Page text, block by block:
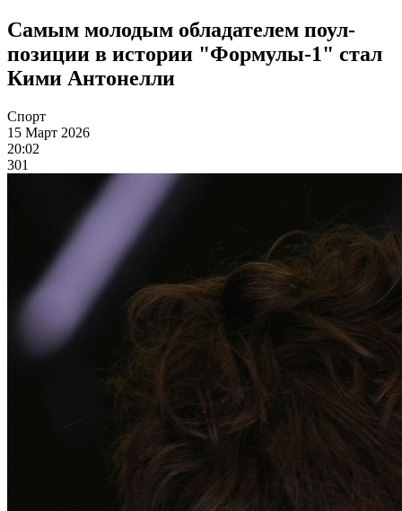
Самым молодым обладателем поул-
позиции в истории "Формулы-1" стал
Кими Антонелли
Спорт
15 Март 2026
20:02
301